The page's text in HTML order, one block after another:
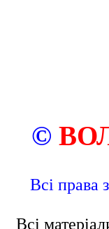
©
Всі права
Всі